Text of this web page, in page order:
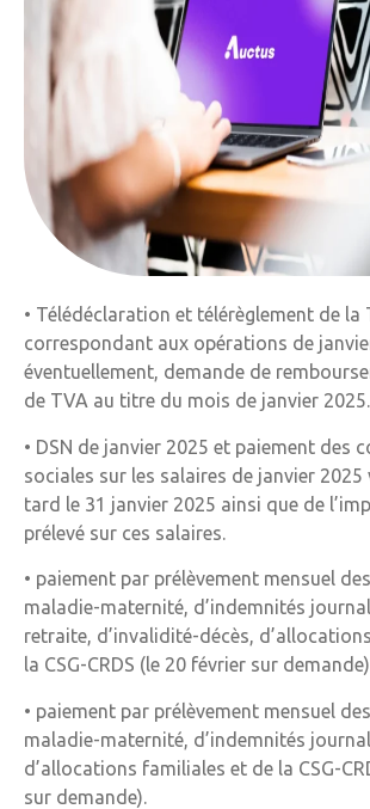
• Télédéclaration et télérèglement de la
correspondant aux opérations de
éventuellement, demande de
de TVA au titre du mois de janvier 2025.
• DSN de janvier 2025 et paiement des
sociales sur les salaires de janvier 2025
tard le 31 janvier 2025 ainsi que de
prélevé sur ces salaires.
• paiement par prélèvement mensuel
maladie-maternité, d’indemnités
retraite, d’invalidité-décès,
la CSG-CRDS (le 20 février sur
• paiement par prélèvement mensuel
maladie-maternité, d’indemnités
d’allocations familiales et de la CSG-
sur demande).